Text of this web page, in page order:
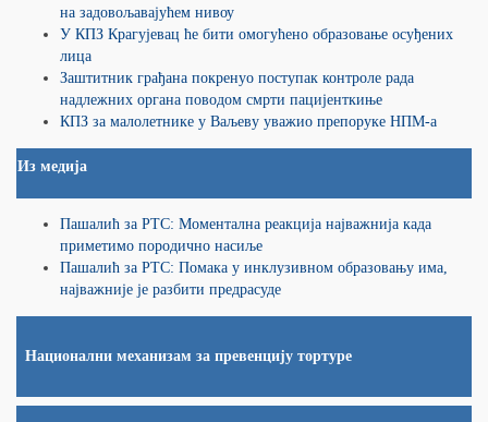
на задовољавајућем нивоу
У КПЗ Крагујевац ће бити омогућено образовање осуђених
лица
Заштитник грађана покренуо поступак контроле рада
надлежних органа поводом смрти пацијенткиње
КПЗ за малолетнике у Ваљеву уважио препоруке НПМ-а
Из медија
Пашалић за РТС: Моментална реакција најважнија када
приметимо породично насиље
Пашалић за РТС: Помака у инклузивном образовању има,
најважније је разбити предрасуде
Национални механизам за превенцију тортуре